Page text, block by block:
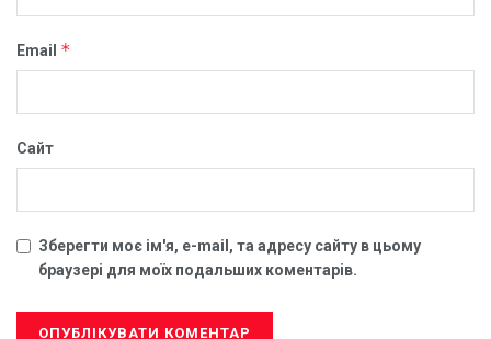
Email *
Сайт
Зберегти моє ім'я, e-mail, та адресу сайту в цьому
браузері для моїх подальших коментарів.